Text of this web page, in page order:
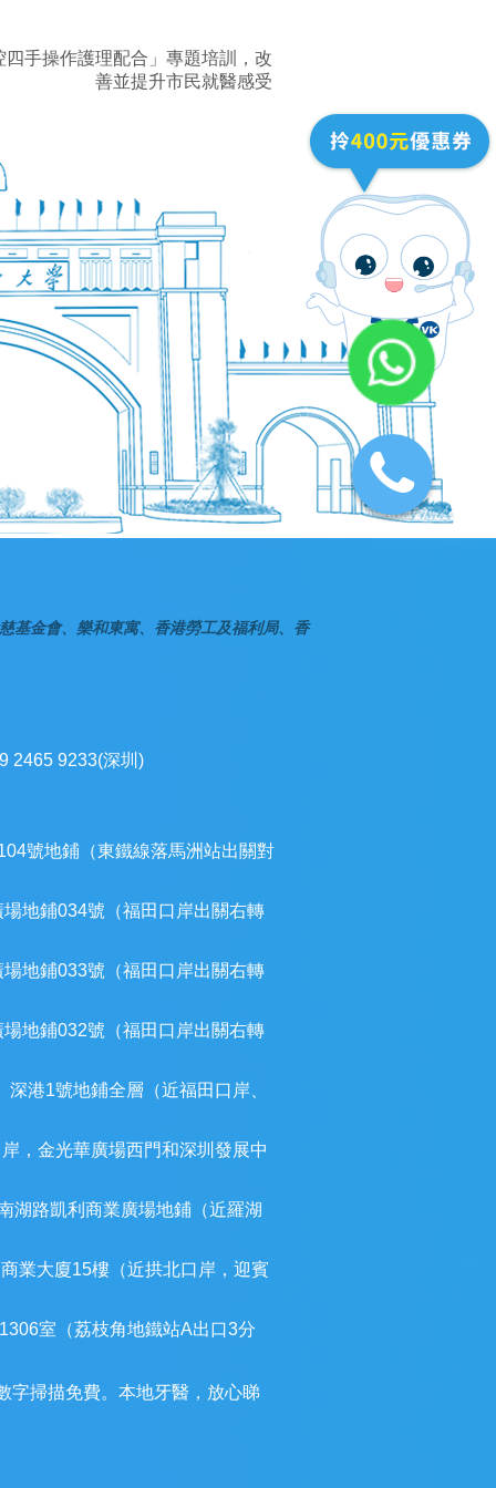
手操作護理配合」專題培訓，改
善並提升市民就醫感受
基金會、樂和東寓、香港勞工及福利局、香
2465 9233(深圳)
號地鋪（東鐵線落馬洲站出關對
地鋪034號（福田口岸出關右轉
地鋪033號（福田口岸出關右轉
地鋪032號（福田口岸出關右轉
港1號地鋪全層（近福田口岸、
，金光華廣場西門和深圳發展中
湖路凱利商業廣場地鋪（近羅湖
業大廈15樓（近拱北口岸，迎賓
室（荔枝角地鐵站A出口3分
字掃描免費。本地牙醫，放心睇